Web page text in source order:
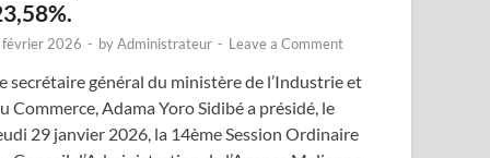
février 2026 - byAdministrateur - Leave a Comment
secrétaire général du ministère de l’Industrie et
Commerce, Adama Yoro Sidibé a présidé, le
29 janvier 2026, la 14ème Session Ordinaire